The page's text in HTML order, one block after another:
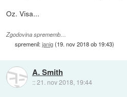
Oz. Visa...
Zgodovina sprememb…
spremenil:janig(19. nov 2018 ob 19:43)
A. Smith
::21. nov 2018, 19:44